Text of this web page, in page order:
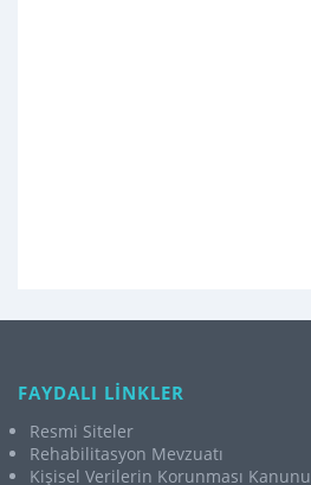
FAYDALI LİNKLER
Resmi Siteler
Rehabilitasyon Mevzuatı
Kişisel Verilerin Korunması Kanunu